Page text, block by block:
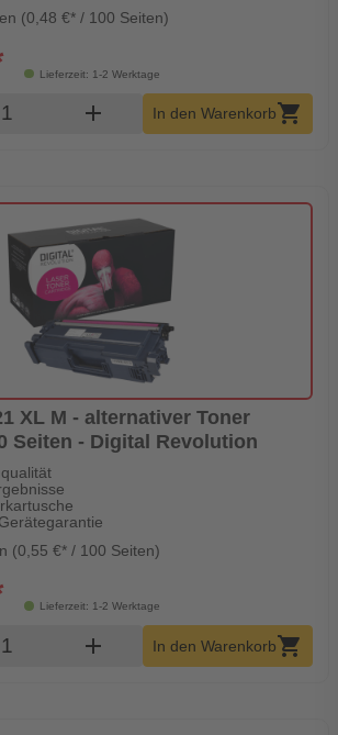
(0,48 €* / 100 Seiten)
Lieferzeit: 1-2 Werktage
Warenkorb Menge
add In den Warenkorb shopping_cart
XL M - alternativer Toner
Seiten - Digital Revolution
(0,55 €* / 100 Seiten)
Lieferzeit: 1-2 Werktage
Warenkorb Menge
add In den Warenkorbshopping_cart